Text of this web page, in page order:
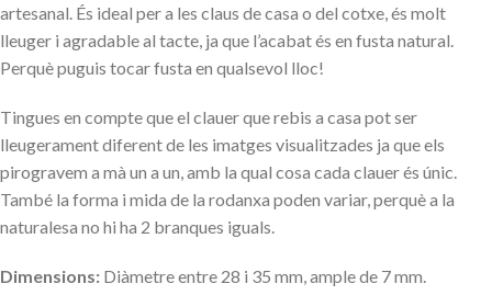
artesanal. És ideal per a les claus de casa o del cotxe, és molt
lleuger i agradable al tacte, ja que l’acabat és en fusta natural.
Perquè puguis tocar fusta en qualsevol lloc!
Tingues en compte que el clauer que rebis a casa pot ser
lleugerament diferent de les imatges visualitzades ja que els
pirogravem a mà un a un, amb la qual cosa cada clauer és únic.
També la forma i mida de la rodanxa poden variar, perquè a la
naturalesa no hi ha 2 branques iguals.
Dimensions: Diàmetre entre 28 i 35 mm, ample de 7 mm.